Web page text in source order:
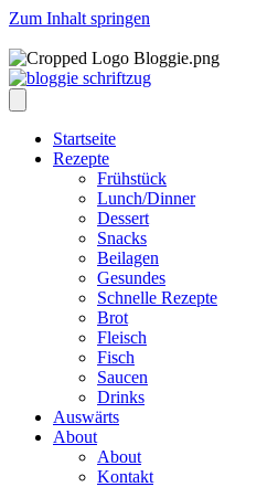
Zum Inhalt springen
Startseite
Rezepte
Frühstück
Lunch/Dinner
Dessert
Snacks
Beilagen
Gesundes
Schnelle Rezepte
Brot
Fleisch
Fisch
Saucen
Drinks
Auswärts
About
About
Kontakt